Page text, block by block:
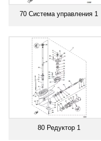
70 Система управления 1
80 Редуктор 1